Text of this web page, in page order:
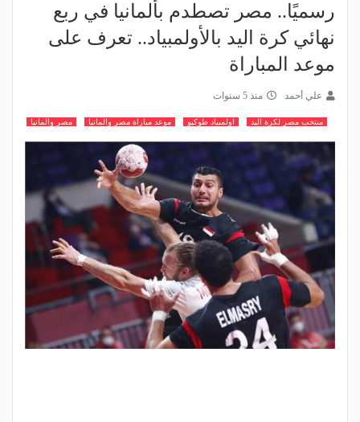
رسميًا.. مصر تصطدم بألمانيا في ربع
نهائي كرة اليد بالأولمبياد.. تعرف على
موعد المباراة
علي أحمد منذ 5 سنوات
منتخب مصر لكرة اليد اولمبياد طوكيو موعد مباراة مصر والمانيا مصر والمانيا